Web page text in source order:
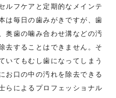
ルフケアと定期的なメインテ
は毎日の歯みがきですが、歯
奥歯の噛み合わせ溝などの汚
去することはできません。そ
いてもむし歯になってしまう
お口の中の汚れを除去できる
らによるプロフェッショナル